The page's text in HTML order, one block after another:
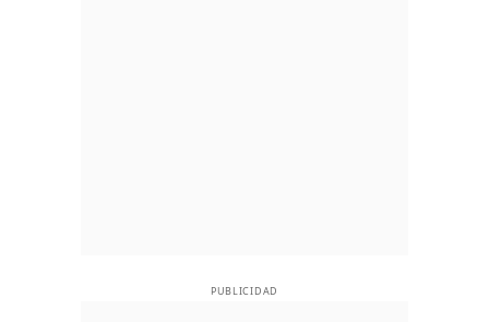
PUBLICIDAD